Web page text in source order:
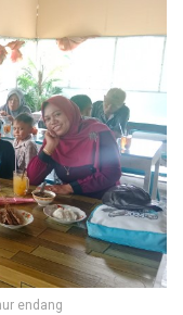
endang